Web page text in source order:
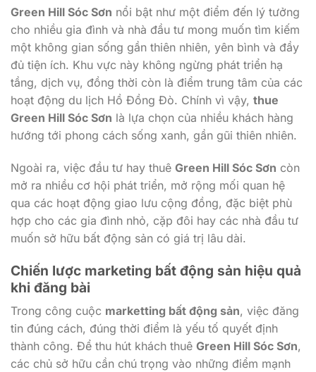
Green Hill Sóc Sơn nổi bật như một điểm đến lý tưởng
cho nhiều gia đình và nhà đầu tư mong muốn tìm kiếm
một không gian sống gần thiên nhiên, yên bình và đầy
đủ tiện ích. Khu vực này không ngừng phát triển hạ
tầng, dịch vụ, đồng thời còn là điểm trung tâm của các
hoạt động du lịch Hồ Đồng Đò. Chính vì vậy, thue
Green Hill Sóc Sơn là lựa chọn của nhiều khách hàng
hướng tới phong cách sống xanh, gần gũi thiên nhiên.
Ngoài ra, việc đầu tư hay thuê Green Hill Sóc Sơn còn
mở ra nhiều cơ hội phát triển, mở rộng mối quan hệ
qua các hoạt động giao lưu cộng đồng, đặc biệt phù
hợp cho các gia đình nhỏ, cặp đôi hay các nhà đầu tư
muốn sở hữu bất động sản có giá trị lâu dài.
Chiến lược marketing bất động sản hiệu quả
khi đăng bài
Trong công cuộc marketting bất động sản, việc đăng
tin đúng cách, đúng thời điểm là yếu tố quyết định
thành công. Để thu hút khách thuê Green Hill Sóc Sơn,
các chủ sở hữu cần chú trọng vào những điểm mạnh